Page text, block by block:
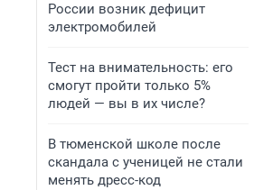
России возник дефицит
электромобилей
Тест на внимательность: его
смогут пройти только 5%
людей — вы в их числе?
В тюменской школе после
скандала с ученицей не стали
менять дресс-код